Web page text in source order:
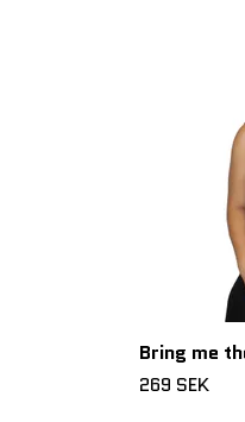
Bring me
269 SEK